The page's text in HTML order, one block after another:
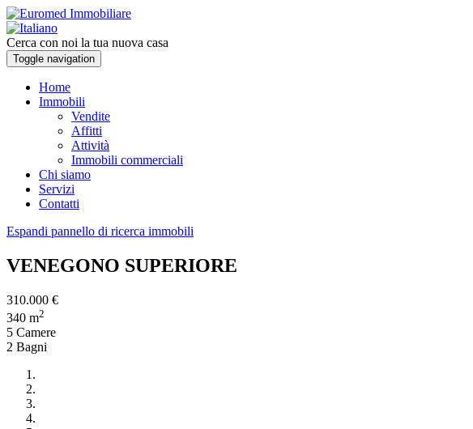
Cerca con noi la tua nuova casa
Toggle navigation
Home
Immobili
Vendite
Affitti
Attività
Immobili commerciali
Chi siamo
Servizi
Contatti
Espandi pannello di ricerca immobili
VENEGONO SUPERIORE
310.000 €
340 m2
5 Camere
2 Bagni